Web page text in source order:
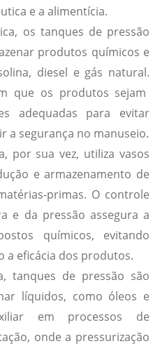
e a alimentícia.
os tanques de pressão
produtos químicos e
diesel e gás natural.
que os produtos sejam
adequadas para evitar
a segurança no manuseio.
por sua vez, utiliza vasos
e armazenamento de
primas. O controle
e da pressão assegura a
químicos, evitando
a eficácia dos produtos.
tanques de pressão são
líquidos, como óleos e
em processos de
onde a pressurização